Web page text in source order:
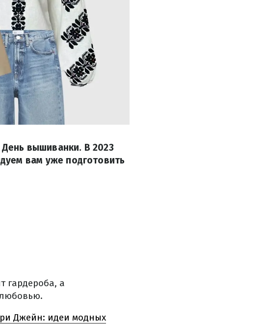
вышиванки. В 2023
вам уже подготовить
гардероба, а
Джейн: идеи модных